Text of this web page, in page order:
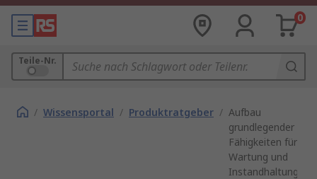
0
Teile-Nr.
/ Wissensportal / Produktratgeber / Aufbau
grundlegender
Fähigkeiten für
Wartung und
Instandhaltung